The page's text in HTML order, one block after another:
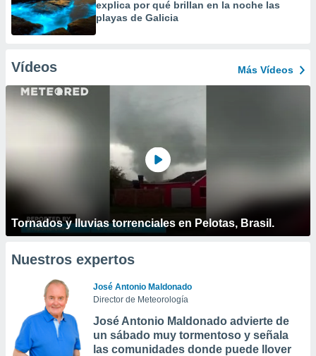
explica por qué brillan en la noche las
playas de Galicia
Vídeos Más Vídeos
Tornados y lluvias torrenciales en Pelotas, Brasil.
Nuestros expertos
José Antonio Maldonado
Director de Meteorología
José Antonio Maldonado advierte de
un sábado muy tormentoso y señala
las comunidades donde puede llover